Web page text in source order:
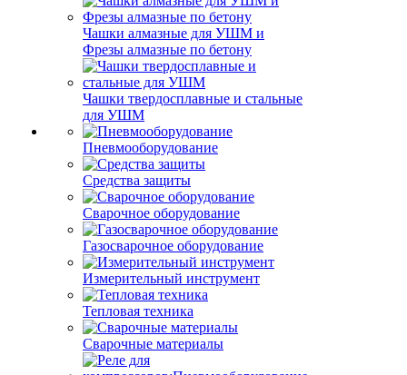
Чашки алмазные для УШМ и
Фрезы алмазные по бетону
Чашки твердосплавные и стальные
для УШМ
Пневмооборудование
Средства защиты
Сварочное оборудование
Газосварочное оборудование
Измерительный инструмент
Тепловая техника
Сварочные материалы